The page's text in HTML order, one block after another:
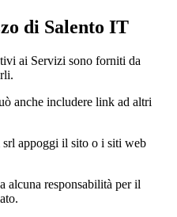
di Salento IT
ai Servizi sono forniti da
anche includere link ad altri
appoggi il sito o i siti web
alcuna responsabilità per il